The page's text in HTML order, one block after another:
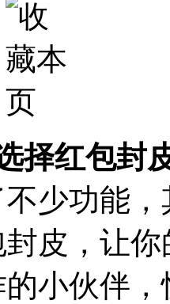
择红包封
少功能
皮，让
小伙伴